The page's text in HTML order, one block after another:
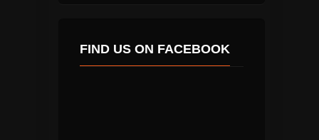
FIND US ON FACEBOOK